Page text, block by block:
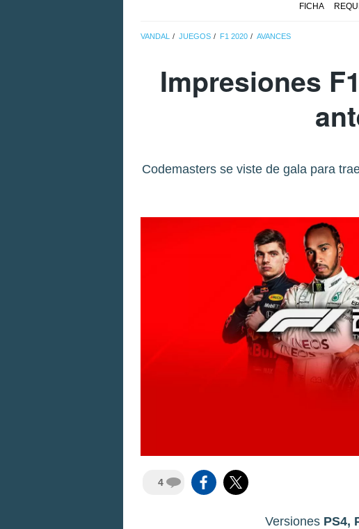
FICHA
VANDAL JUEGOS F1 2020 AVANCES
Impresiones
Codemasters se viste de gala para
4
Versiones PS4,